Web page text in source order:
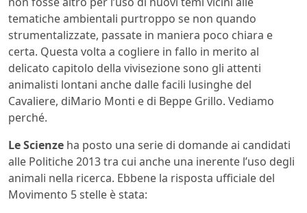
tematiche ambientali purtroppo se non quando
strumentalizzate, passate in maniera poco chiara e
certa. Questa volta a cogliere in fallo in merito al
delicato capitolo della vivisezione sono gli attenti
animalisti lontani anche dalle facili lusinghe del
Cavaliere, diMario Monti e di Beppe Grillo. Vediamo
perché.
Le Scienze ha posto una serie di domande ai candidati
alle Politiche 2013 tra cui anche una inerente l’uso degli
animali nella ricerca. Ebbene la risposta ufficiale del
Movimento 5 stelle è stata: